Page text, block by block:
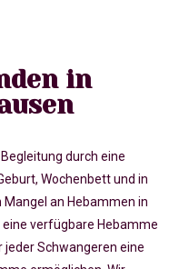
in
durch eine
Wochenbett und in
an Hebammen in
verfügbare Hebamme
jeder Schwangeren eine